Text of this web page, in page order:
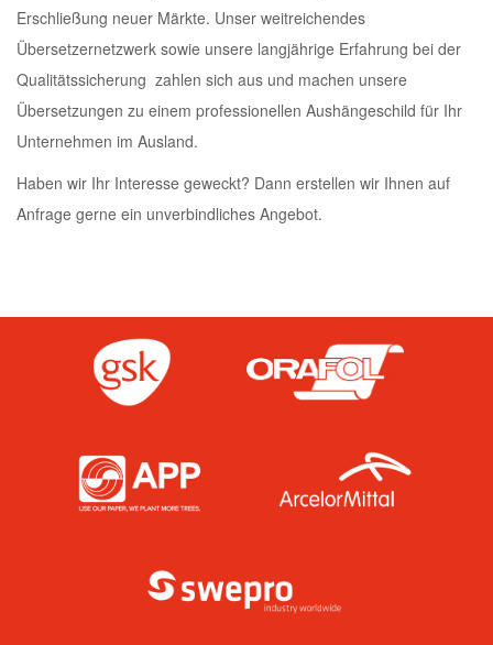
Erschließung neuer Märkte. Unser weitreichendes
Übersetzernetzwerk sowie unsere langjährige Erfahrung bei der
Qualitätssicherung zahlen sich aus und machen unsere
Übersetzungen zu einem professionellen Aushängeschild für Ihr
Unternehmen im Ausland.
Haben wir Ihr Interesse geweckt? Dann erstellen wir Ihnen auf
Anfrage gerne ein unverbindliches Angebot.